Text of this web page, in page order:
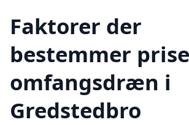
Faktorer der
bestemmer
omfangsdræn i
Gredstedbro